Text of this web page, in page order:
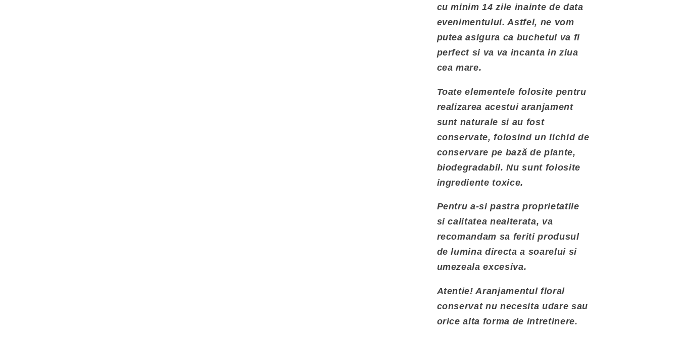
cu minim 14 zile inainte de data
evenimentului. Astfel, ne vom
putea asigura ca buchetul va fi
perfect si va va incanta in ziua
cea mare.
Toate elementele folosite pentru
realizarea acestui aranjament
sunt naturale si au fost
conservate, folosind un lichid de
conservare pe bază de plante,
biodegradabil. Nu sunt folosite
ingrediente toxice.
Pentru a-si pastra proprietatile
si calitatea nealterata, va
recomandam sa feriti produsul
delumina directa a soarelui si
umezeala excesiva.
Atentie! Aranjamentul floral
conservat nu necesita udare sau
orice alta forma de intretinere.